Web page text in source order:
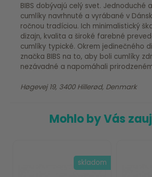
BIBS dobývajú celý svet. Jednoduché
cumlíky navrhnuté a vyrábané v
ročnou tradíciou. Ich minimalistický
dizajn, kvalita a široké farebné
cumlíky typické. Okrem jedinečného
značka BIBS na to, aby boli cumlíky
nezávadné a napomáhali
Høgevej 19, 3400 Hillerød, Denmark
Mohlo by Vás
skladom